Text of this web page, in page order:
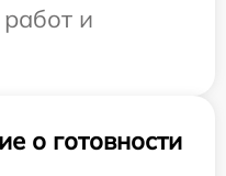
и
о готовности